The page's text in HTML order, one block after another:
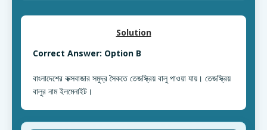
Solution
Correct Answer: Option B
বাংলাদেশের কক্সবাজার সমুদ্র সৈকতে তেজস্ক্রিয় বালু পাওয়া যায়। তেজস্ক্রিয়
বালুর নাম ইলমেনাইট।